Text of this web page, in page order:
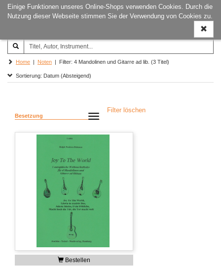
Einige Funktionen unseres Online-Shops verwenden Cookies. Durch die
Nutzung dieser Webseite stimmen Sie der Verwendung von Cookies zu.
ein-/
Joachim‐Trekel‐Musikverlag,
Hamburg
Home | Noten | Filter: 4 Mandolinen und Gitarre ad lib. (3 Titel)
Sortierung: Datum (Absteigend)
Besetzung
Filter löschen
Bestellen